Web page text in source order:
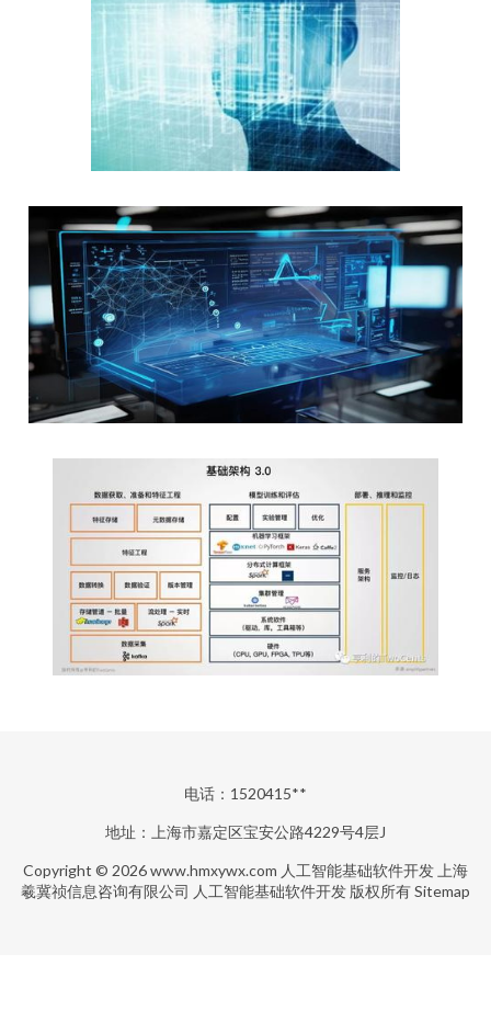
电话：1520415**
地址：上海市嘉定区宝安公路4229号4层J
Copyright © 2026www.hmxywx.com 人工智能基础软件开发 上海
羲冀祯信息咨询有限公司 人工智能基础软件开发 版权所有Sitemap